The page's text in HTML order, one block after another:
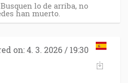
lo de arriba, no
han muerto.
on: 4. 3. 2026 / 19:30